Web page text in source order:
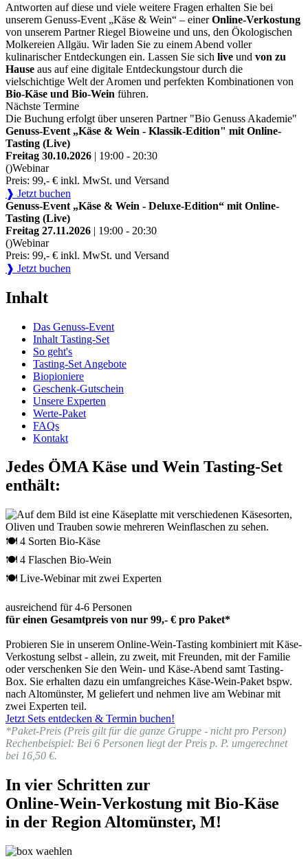
Antworten auf diese und viele weitere Fragen erhalten Sie bei
unserem Genuss-Event „Käse & Wein“ – einerOnline-Verkostung
von unserem Partner Riegel Bioweine und uns, den Ökologischen
Molkereien Allgäu. Wir laden Sie zu einem Abend voller
kulinarischer Entdeckungen ein. Lassen Sie sich live und von zu
Hause aus auf eine digitale Entdeckungstour durch die
vielschichtige Welt der Aromen und perfekten Kombinationen von
Bio-Käse und Bio-Wein führen.
Nächste Termine
Die Buchung erfolgt über unseren Partner "Bio Genuss Akademie"
Genuss-Event „Käse & Wein - Klassik-Edition" mit Online-
Tasting (Live)
Freitag 30.10.2026 | 19:00 - 20:30
()Webinar
Preis: 99,- € inkl. MwSt. und Versand
❱ Jetzt buchen
Genuss-Event „Käse & Wein - Deluxe-Edition“ mit Online-
Tasting (Live)
Freitag 27.11.2026 | 19:00 - 20:30
()Webinar
Preis: 99,- € inkl. MwSt. und Versand
❱ Jetzt buchen
Inhalt
Das Genuss-Event
Inhalt Tasting-Set
So geht's
Tasting-Set Angebote
Biopioniere
Geschenk-Gutschein
Unsere Experten
Werte-Paket
FAQs
Kontakt
Jedes ÖMA Käse und Wein Tasting-Set
enthält:
🍽 4 Sorten Bio-Käse
🍽 4 Flaschen Bio-Wein
🍽 Live-Webinar mit zwei Experten
ausreichend für 4-6 Personen
für einen Gesamtpreis von nur 99,- € pro Paket*
Probieren Sie in unserem Online-Wein-Tasting kombiniert mit Käse-
Verkostung selbst - allein, zu zweit, mit Freunden, mit der Familie
oder verschenken Sie den Wein- und Käse-Abend samt Tasting-
Box. Sie erhalten dazu ein umfangreiches Käse-Wein-Paket bspw.
nach Altomünster, M geliefert und nehmen live am Webinar mit
zwei Experten teil.
Jetzt Sets entdecken & Termin buchen!
*Paket-Preis (Preis gilt für die ganze Gruppe - nicht pro Person)
Rechenbeispiel: Bei 6 Personen liegt der Preis p. P. umgerechnet
bei 16,50 €.
In vier Schritten zur
Online-Wein-Verkostung mit Bio-Käse
in der Region Altomünster, M!